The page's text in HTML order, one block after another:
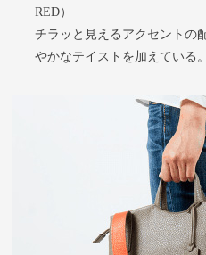
RED）
チラッと見えるアクセントの
やかなテイストを加えている。